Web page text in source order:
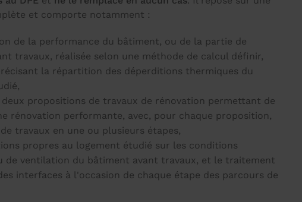
et comporte notamment :
de la performance du bâtiment, ou de la partie de
travaux, réalisée selon une méthode de calcul définir,
la répartition des déperditions thermiques du
propositions de travaux de rénovation permettant de
rénovation performante, avec, pour chaque proposition,
travaux en une ou plusieurs étapes,
propres au logement étudié sur les conditions
de ventilation du bâtiment avant travaux, et le traitement
interfaces à l'occasion de chaque étape des parcours de